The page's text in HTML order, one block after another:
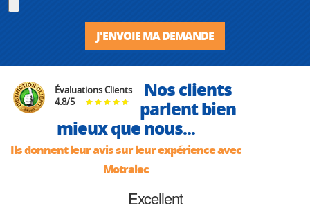
J'ENVOIE MA DEMANDE
Évaluations Clients
4.8/5
Nos clients
parlent bien
mieux que nous...
Ils donnent leur avis sur leur expérience avec
Motralec
Excellent